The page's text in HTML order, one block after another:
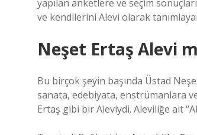
yapılan anketlere ve seçim
ve kendilerini Alevi olarak
Neşet Ertaş Alevi
Bu birçok şeyin başında Üstad
sanata, edebiyata, enstrümanlara
Ertaş gibi bir Aleviydi. Aleviliğe ait